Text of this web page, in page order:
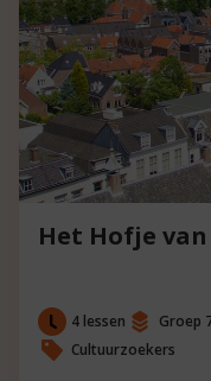
Het Hofje van
4 lessen
Groep
Cultuurzoekers